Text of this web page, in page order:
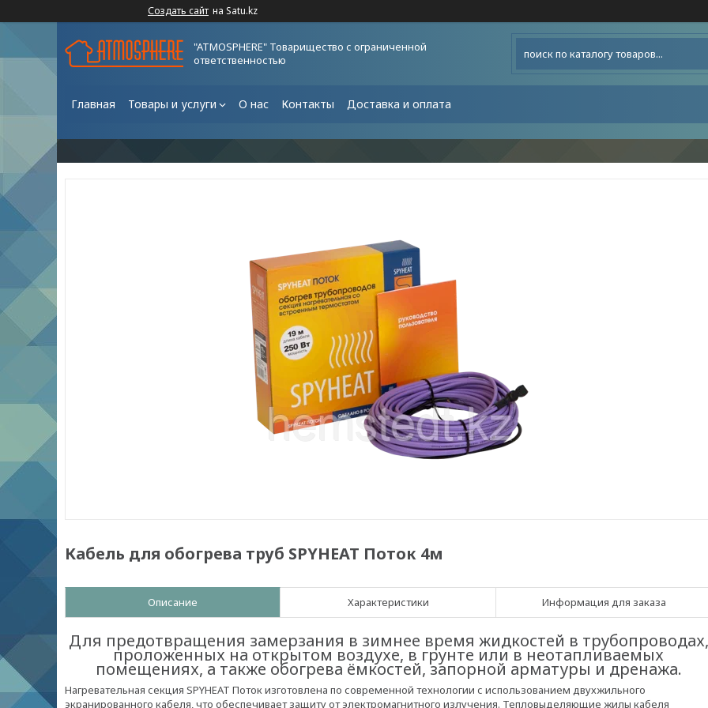
Создать сайт на Satu.kz
"ATMOSPHERE" Товарищество с ограниченной
ответственностью
Главная Товары и услуги О нас Контакты Доставка и оплата
Кабель для обогрева труб SPYHEAT Поток 4м
Описание Характеристики Информация для заказа
Для предотвращения замерзания в зимнее время жидкостей в трубопроводах,
проложенных на открытом воздухе, в грунте или в неотапливаемых
помещениях, а также обогрева ёмкостей, запорной арматуры и дренажа.
Нагревательная секция SPYHEAT Поток изготовлена по современной технологии с использованием двухжильного
экранированного кабеля, что обеспечивает защиту от электромагнитного излучения. Тепловыделяющие жилы кабеля